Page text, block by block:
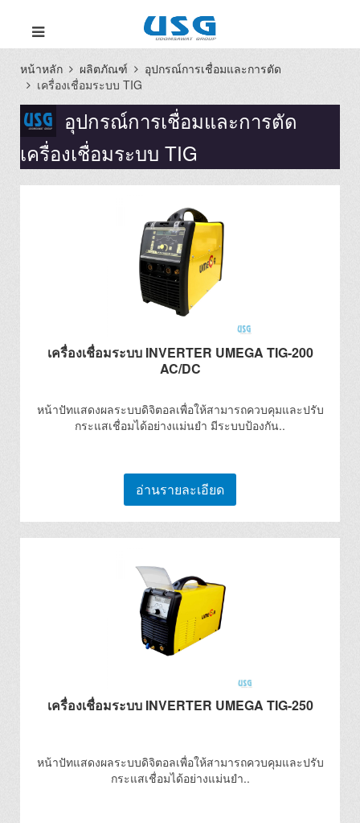
หน้าหลัก ผลิตภัณฑ์
อุปกรณ์การเชื่อมและการตัด
เครื่องเชื่อมระบบ TIG
อุปกรณ์การเชื่อมและการตัด
เครื่องเชื่อมระบบ TIG
เครื่องเชื่อมระบบ INVERTER UMEGA TIG-200
AC/DC
หน้าปัทแสดงผลระบบดิจิตอลเพื่อให้สามารถควบคุมและปรับ
กระแสเชื่อมได้อย่างแม่นยำ มีระบบป้องกัน..
อ่านรายละเอียด
เครื่องเชื่อมระบบ INVERTER UMEGA TIG-250
หน้าปัทแสดงผลระบบดิจิตอลเพื่อให้สามารถควบคุมและปรับ
กระแสเชื่อมได้อย่างแม่นยำ..